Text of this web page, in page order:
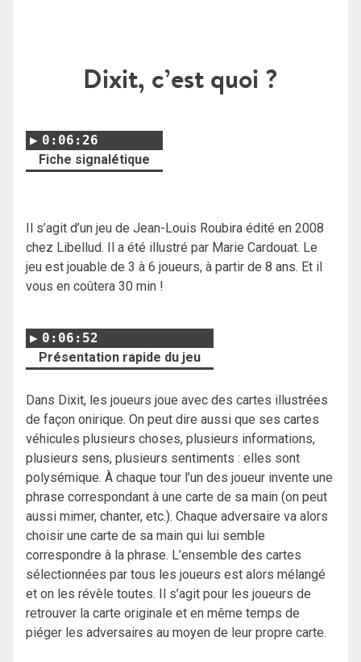
Dixit, c’est quoi ?
0:06:26
Fiche signalétique
Il s’agit d’un jeu de Jean-Louis Roubira édité en 2008
chez Libellud. Il a été illustré par Marie Cardouat. Le
jeu est jouable de 3 à 6 joueurs, à partir de 8 ans. Et il
vous en coûtera 30 min !
0:06:52
Présentation rapide du jeu
Dans Dixit, les joueurs joue avec des cartes illustrées
de façon onirique. On peut dire aussi que ses cartes
véhicules plusieurs choses, plusieurs informations,
plusieurs sens, plusieurs sentiments : elles sont
polysémique. À chaque tour l’un des joueur invente une
phrase correspondant à une carte de sa main (on peut
aussi mimer, chanter, etc.). Chaque adversaire va alors
choisir une carte de sa main qui lui semble
correspondre à la phrase. L’ensemble des cartes
sélectionnées par tous les joueurs est alors mélangé
et on les révèle toutes. Il s’agit pour les joueurs de
retrouver la carte originale et en même temps de
piéger les adversaires au moyen de leur propre carte.